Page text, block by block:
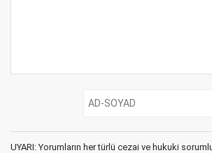
UYARI: Yorumların her türlü cezai ve hukuki